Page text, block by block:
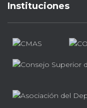
Instituciones